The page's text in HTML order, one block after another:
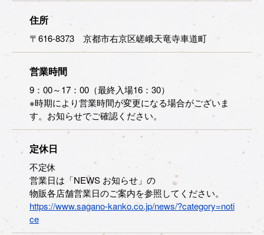
住所
〒616-8373 京都市右京区嵯峨天竜寺車道町
営業時間
9：00～17：00（最終入場16：30）
※時期により営業時間が変更になる場合がございま
す。お知らせでご確認ください。
定休日
不定休
営業日は「NEWS お知らせ」の
物販各店舗営業日のご案内を参照してください。
https://www.sagano-kanko.co.jp/news/?category=noti
ce